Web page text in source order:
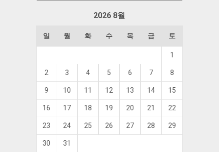
2026 8월
일 월 화 수 목 금 토
1
2 3 4 5 6 7 8
9 10 11 12 13 14 15
16 17 18 19 20 21 22
23 24 25 26 27 28 29
30
31